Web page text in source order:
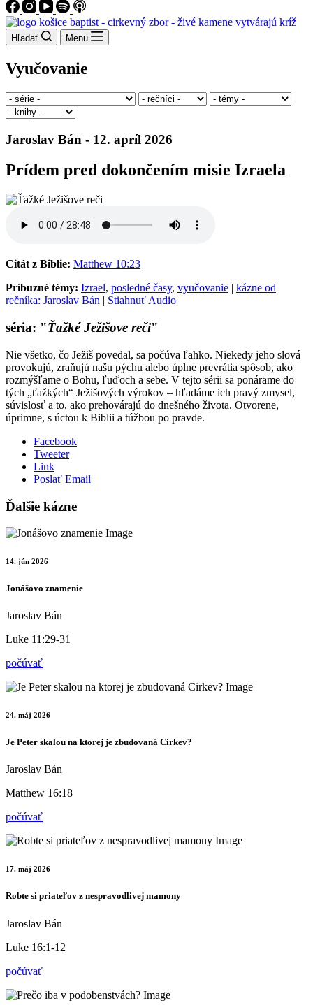
Hľadať Menu
Vyučovanie
Jaroslav Bán - 12. apríl 2026
Prídem pred dokončením misie Izraela
Citát z Biblie: Matthew 10:23
Príbuzné témy: Izrael, posledné časy, vyučovanie | kázne od
rečníka: Jaroslav Bán | Stiahnuť Audio
séria: "Ťažké Ježišove reči"
Nie všetko, čo Ježiš povedal, sa počúva ľahko. Niekedy jeho slová
provokujú, zraňujú našu pýchu alebo úplne prevrátia spôsob, ako
rozmýšľame o Bohu, ľuďoch a sebe. V tejto sérii sa ponárame do
tých „ťažkých“ Ježišových výrokov – hľadáme ich pravý zmysel,
súvislosť a to, ako prehovárajú do dnešného života. Otvorene,
úprimne, s úctou k Biblii a túžbou po pravde.
Facebook
Tweeter
Link
Poslať Email
Ďalšie kázne
14. jún 2026
Jonášovo znamenie
Jaroslav Bán
Luke 11:29-31
počúvať
24. máj 2026
Je Peter skalou na ktorej je zbudovaná Cirkev?
Jaroslav Bán
Matthew 16:18
počúvať
17. máj 2026
Robte si priateľov z nespravodlivej mamony
Jaroslav Bán
Luke 16:1-12
počúvať